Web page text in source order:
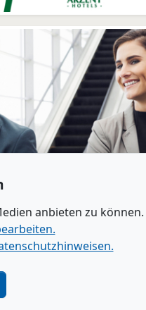
Impressum
anbieten zu können.